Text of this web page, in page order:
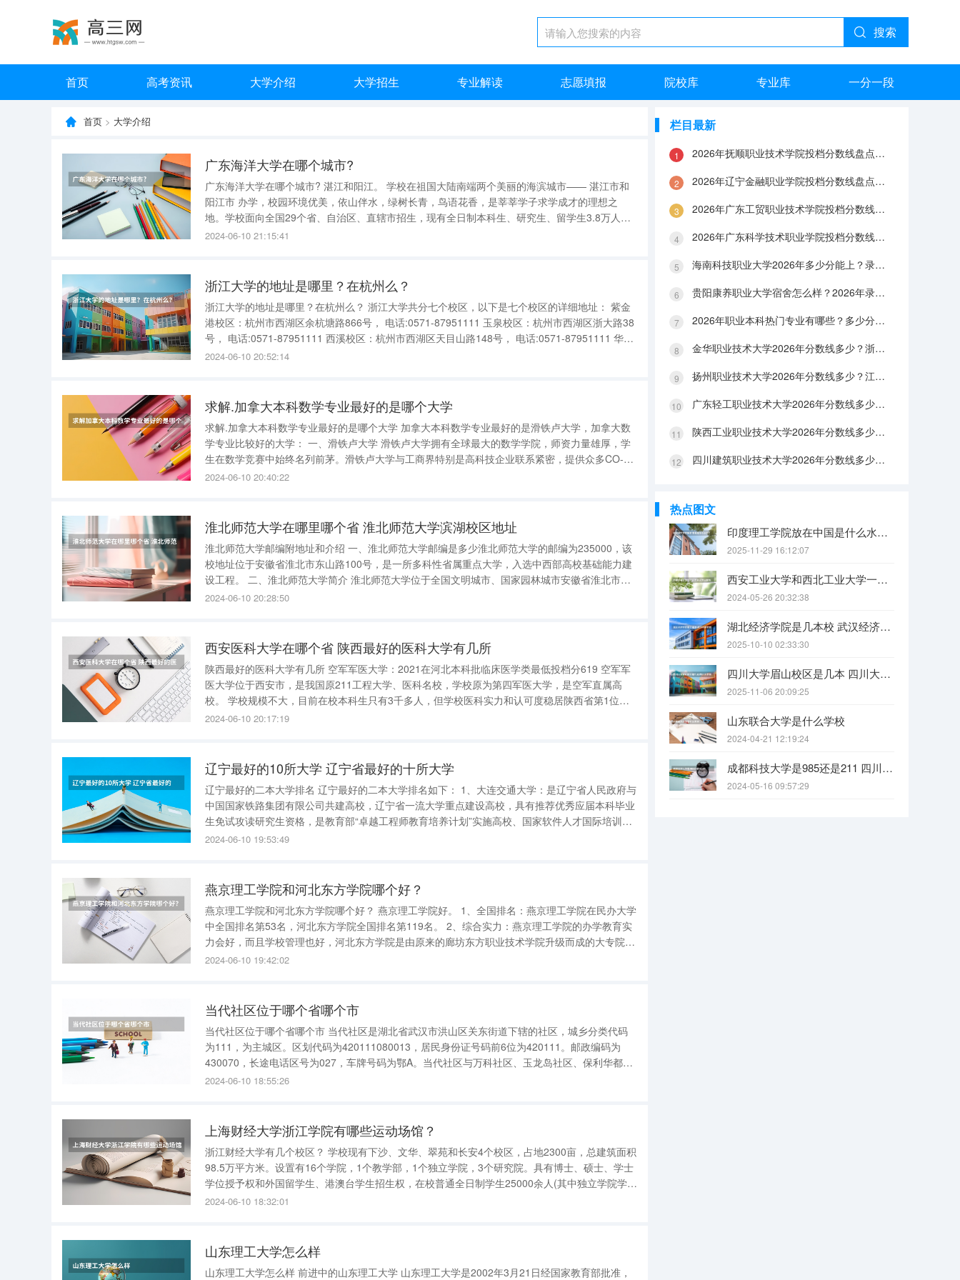
搜索
首页 高考资讯 大学介绍 大学招生 专业解读 志愿填报 院校库 专业库 一分一段
首页 > 大学介绍
广东海洋大学在哪个城市?
广东海洋大学在哪个城市? 湛江和阳江。 学校在祖国大陆南端两个美丽的海滨城市—— 湛江市和
阳江市 办学，校园环境优美，依山伴水，绿树长青，鸟语花香，是莘莘学子求学成才的理想之
地。学校面向全国29个省、自治区、直辖市招生，现有全日制本科生、研究生、留学生3.8万人，
成人高等教育学生1.2万人。 校区介绍 湛江市的湖光校区（校本部，麻章区海大路1号）、霞山校
2024-06-10 21:15:41
浙江大学的地址是哪里？在杭州么？
浙江大学的地址是哪里？在杭州么？ 浙江大学共分七个校区，以下是七个校区的详细地址： 紫金
港校区：杭州市西湖区余杭塘路866号， 电话:0571-87951111 玉泉校区：杭州市西湖区浙大路38
号， 电话:0571-87951111 西溪校区：杭州市西湖区天目山路148号， 电话:0571-87951111 华家
2024-06-10 20:52:14
求解.加拿大本科数学专业最好的是哪个大学
求解.加拿大本科数学专业最好的是哪个大学 加拿大本科数学专业最好的是滑铁卢大学，加拿大数
学专业比较好的大学： 一、滑铁卢大学 滑铁卢大学拥有全球最大的数学学院，师资力量雄厚，学
生在数学竞赛中始终名列前茅。滑铁卢大学与工商界特别是高科技企业联系紧密，提供众多CO-
OP的课程。微软公司在北美优先录取的13所大学中，滑铁卢大学数学系的学生是最优先考虑的。
2024-06-10 20:40:22
淮北师范大学在哪里哪个省 淮北师范大学滨湖校区地址
淮北师范大学邮编附地址和介绍 一、淮北师范大学邮编是多少淮北师范大学的邮编为235000，该
校地址位于安徽省淮北市东山路100号，是一所多科性省属重点大学，入选中西部高校基础能力建
设工程。 二、淮北师范大学简介 淮北师范大学位于全国文明城市、国家园林城市安徽省淮北市，
是一所多科性省属重点大学。1974年建校，时为安徽师范大学淮北分校。1978年12月经国务院批
2024-06-10 20:28:50
西安医科大学在哪个省 陕西最好的医科大学有几所
陕西最好的医科大学有几所 空军军医大学：2021在河北本科批临床医学类最低投档分619 空军军
医大学位于西安市，是我国原211工程大学、医科名校，学校原为第四军医大学，是空军直属高
校。 学校规模不大，目前在校本科生只有3千多人，但学校医科实力和认可度稳居陕西省第1位。
西安交通大学：2021在河北本科批医学试验班最低投档分648 西安交通大学位于西安市，是陕西
2024-06-10 20:17:19
辽宁最好的10所大学 辽宁省最好的十所大学
辽宁最好的二本大学排名 辽宁最好的二本大学排名如下： 1、大连交通大学：是辽宁省人民政府与
中国国家铁路集团有限公司共建高校，辽宁省一流大学重点建设高校，具有推荐优秀应届本科毕业
生免试攻读研究生资格，是教育部“卓越工程师教育培养计划”实施高校、国家软件人才国际培训
（大连）基地、国家级人才培养模式创新实验区。 2、大连大学：位于浪漫之都——辽宁省大连
2024-06-10 19:53:49
燕京理工学院和河北东方学院哪个好？
燕京理工学院和河北东方学院哪个好？ 燕京理工学院好。 1、全国排名：燕京理工学院在民办大学
中全国排名第53名，河北东方学院全国排名第119名。 2、综合实力：燕京理工学院的办学教育实
力会好，而且学校管理也好，河北东方学院是由原来的廊坊东方职业技术学院升级而成的大专院
校，在综合实力比得上燕京理工学院。 燕京理工学院：燕京理工学院，位于河北省廊坊市，是经
2024-06-10 19:42:02
当代社区位于哪个省哪个市
当代社区位于哪个省哪个市 当代社区是湖北省武汉市洪山区关东街道下辖的社区，城乡分类代码
为111，为主城区。区划代码为420111080013，居民身份证号码前6位为420111。邮政编码为
430070，长途电话区号为027，车牌号码为鄂A。当代社区与万科社区、玉龙岛社区、保利华都社
区、长城社区、金地社区、江南社区、清江社区、光谷社区、政苑社区、新世界社区、龙城社区、
2024-06-10 18:55:26
上海财经大学浙江学院有哪些运动场馆？
浙江财经大学有几个校区？ 学校现有下沙、文华、翠苑和长安4个校区，占地2300亩，总建筑面积
98.5万平方米。设置有16个学院，1个教学部，1个独立学院，3个研究院。具有博士、硕士、学士
学位授予权和外国留学生、港澳台学生招生权，在校普通全日制学生25000余人(其中独立学院学生
近万人)。 1、下沙校区 地址：浙江省杭州市下沙高教园区学源街18号 2、文华校区 地址：西湖区
2024-06-10 18:32:01
山东理工大学怎么样
山东理工大学怎么样 前进中的山东理工大学 山东理工大学是2002年3月21日经国家教育部批准，
栏目最新
2026年抚顺职业技术学院投档分数线盘点：录取分数、生活与就业指南
2026年辽宁金融职业学院投档分数线盘点：录取分数、生活与就业指南
2026年广东工贸职业技术学院投档分数线盘点：录取分数、生活与就业指南
2026年广东科学技术职业学院投档分数线盘点：录取分数、生活与就业指南
海南科技职业大学2026年多少分能上？录取分数线与生活成本解答
贵阳康养职业大学宿舍怎么样？2026年录取分数、费用及入学手续
2026年职业本科热门专业有哪些？多少分能上？绿牌专业有哪些？
金华职业技术大学2026年分数线多少？浙江考生563分能上吗？机械专业好就业吗？
扬州职业技术大学2026年分数线多少？江苏考生528分能上吗？医养照护好就业吗？
广东轻工职业技术大学2026年分数线多少？广东考生542分能上吗？
陕西工业职业技术大学2026年分数线多少？陕西考生355分能上吗？机械专业好就业吗？
四川建筑职业技术大学2026年分数线多少？四川考生510分能上吗？建筑专业好就业吗？
热点图文
印度理工学院放在中国是什么水平？
2025-11-29 16:12:07
西安工业大学和西北工业大学一样吗
2024-05-26 20:32:38
湖北经济学院是几本校 武汉经济学院是几本
2025-10-10 02:33:30
四川大学眉山校区是几本 四川大学锦江学院是几本？咋样？
2025-11-06 20:09:25
山东联合大学是什么学校
2024-04-21 12:19:24
成都科技大学是985还是211 四川科技大学全国排名
2024-05-16 09:57:29